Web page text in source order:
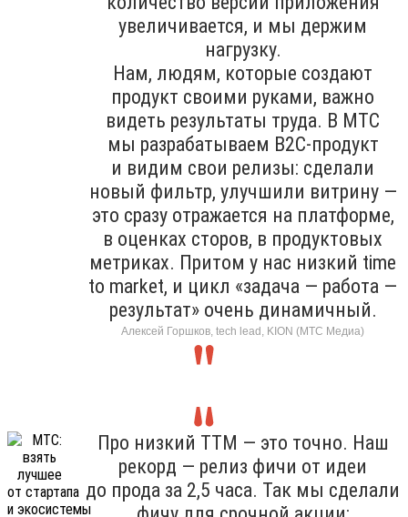
увеличивается, и мы держим
нагрузку.
Нам, людям, которые создают
продукт своими руками, важно
видеть результаты труда. В МТС
мы разрабатываем B2C-продукт
и видим свои релизы: сделали
новый фильтр, улучшили витрину —
это сразу отражается на платформе,
в оценках сторов, в продуктовых
метриках. Притом у нас низкий time
to market, и цикл «задача — работа —
результат» очень динамичный.
Алексей Горшков, tech lead, KION (МТС Медиа)
Про низкий TTM — это точно. Наш
рекорд — релиз фичи от идеи
до прода за 2,5 часа. Так мы сделали